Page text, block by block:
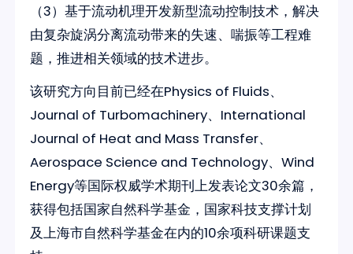
（3）基于流动机理开发新型流动控制技术，解决
由复杂旋涡分离流动带来的失速、喘振等工程难
题，推进相关领域的技术进步。
该研究方向目前已经在Physics of Fluids、
Journal of Turbomachinery、International
Journal of Heat and Mass Transfer、
Aerospace Science and Technology、Wind
Energy等国际权威学术期刊上发表论文30余篇，
获得包括国家自然科学基金，国家科技支撑计划
及上海市自然科学基金在内的10余项科研课题支